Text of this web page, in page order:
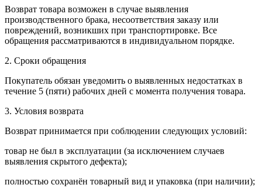
Возврат товара возможен в случае выявления
производственного брака, несоответствия заказу или
повреждений, возникших при транспортировке. Все
обращения рассматриваются в индивидуальном порядке.
2. Сроки обращения
Покупатель обязан уведомить о выявленных недостатках в
течение 5 (пяти) рабочих дней с момента получения товара.
3. Условия возврата
Возврат принимается при соблюдении следующих условий:
товар не был в эксплуатации (за исключением случаев
выявления скрытого дефекта);
полностью сохранён товарный вид и упаковка (при наличии);